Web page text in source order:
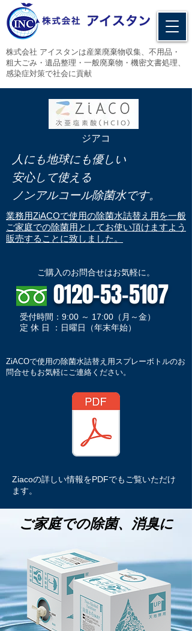
​株式会社 アイスタンは産業廃棄物収集、不用品・
粗大ごみ・遺品整理・一般廃棄物・機密文書処理、
感染症対策で社会に貢献
​ジアコ
​人にも地球にも優しい
安心して使える
ノンアルコール除菌水です。
​業務用ZiACOで使用の除菌水詰替え用を一般
ご家庭での除菌用としてお使い頂けますよう
販売することに致しました。
ご購入のお問合せはお気軽に。
0120-53-5107
​受付時間：9:00 ～ 17:00（月～金）
​定 休 日 ：日曜日（年末年始）
​ZiACOで使用の除菌水詰替え用スプレーボトルのお
問合せもお気軽にご連絡ください。
​Ziacoの詳しい情報をPDFでもご覧いただけ
ます。
ご家庭での除菌、消臭​に